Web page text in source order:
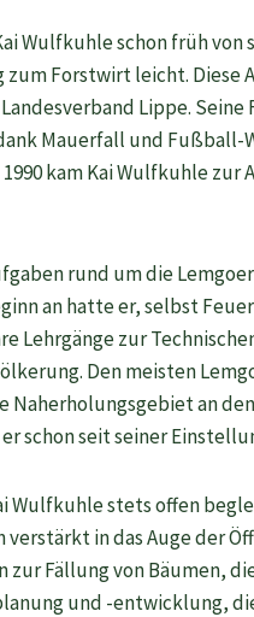
Wulfkuhle schon früh
Forstwirt leicht. Diese
Lippe.
Mauerfall und Fußball-
kam Kai Wulfkuhle
rund um die
an hatte er, selbst
Lehrgänge zur
Den meisten
Naherholungsgebiet an
schon seit seiner
Wulfkuhle stets offen
in das Auge der
zur Fällung von Bäumen,
und -entwicklung,